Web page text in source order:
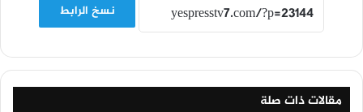
نسخ الرابط
مقالات ذات صلة